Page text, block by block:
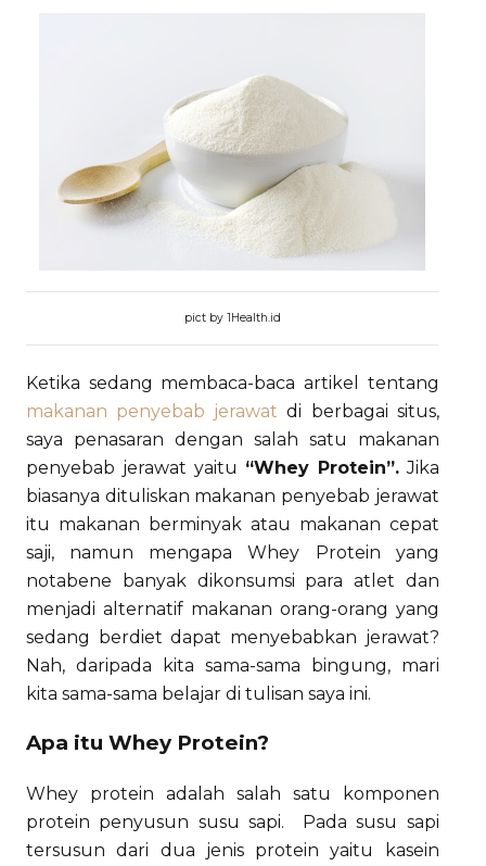
pict by 1Health.id
Ketika sedang membaca-baca artikel tentang
makanan penyebab jerawat di berbagai situs,
saya penasaran dengan salah satu makanan
penyebab jerawat yaitu “Whey Protein”.Jika
biasanya dituliskan makanan penyebab jerawat
itu makanan berminyak atau makanan cepat
saji, namun mengapa Whey Protein yang
notabene banyak dikonsumsi para atlet dan
menjadi alternatif makanan orang-orang yang
sedang berdiet dapat menyebabkan jerawat?
Nah, daripada kita sama-sama bingung, mari
kita sama-sama belajar di tulisan saya ini.
Apa itu Whey Protein?
Whey protein adalah salah satu komponen
protein penyusun susu sapi.
Pada susu sapi
tersusun dari dua jenis protein yaitu kasein